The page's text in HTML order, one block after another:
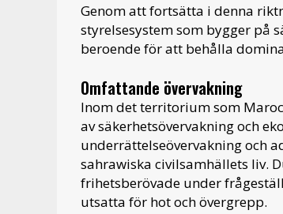
Genom att fortsätta i denna
styrelsesystem som bygger på
beroende för att behålla
Omfattande övervakning
Inom det territorium som
av säkerhetsövervakning och
underrättelseövervakning och
sahrawiska civilsamhällets liv.
frihetsberövade under
utsatta för hot och övergrepp.